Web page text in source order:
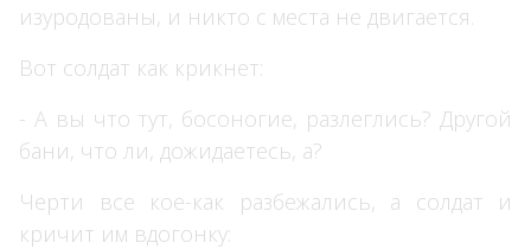
изуродованы, и никто с места не двигается.
Вот солдат как крикнет:
- А вы что тут, босоногие, разлеглись? Другой
бани, что ли, дожидаетесь, а?
Черти все кое-как разбежались, а солдат и
кричит им вдогонку: